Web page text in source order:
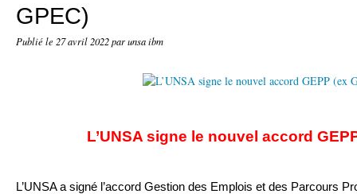
GPEC)
Publié le 27 avril 2022par unsa ibm
L’UNSA signe le nouvel accord
L’UNSA a signé l’accord Gestion des Emplois et des Parcours